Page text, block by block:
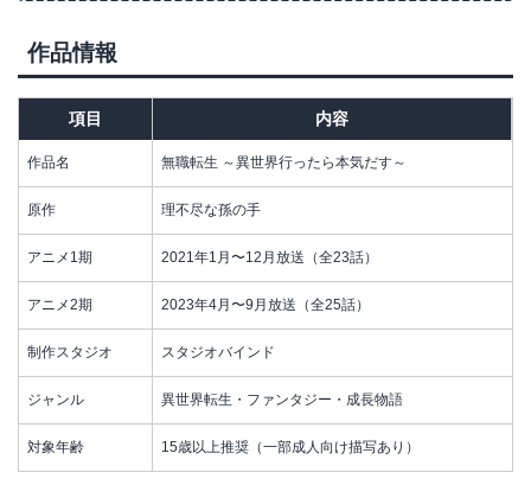
作品情報
項目 内容
作品名 無職転生 ～異世界行ったら本気だす～
原作 理不尽な孫の手
アニメ1期 2021年1月〜12月放送（全23話）
アニメ2期 2023年4月〜9月放送（全25話）
制作スタジオ スタジオバインド
ジャンル 異世界転生・ファンタジー・成長物語
対象年齢 15歳以上推奨（一部成人向け描写あり）